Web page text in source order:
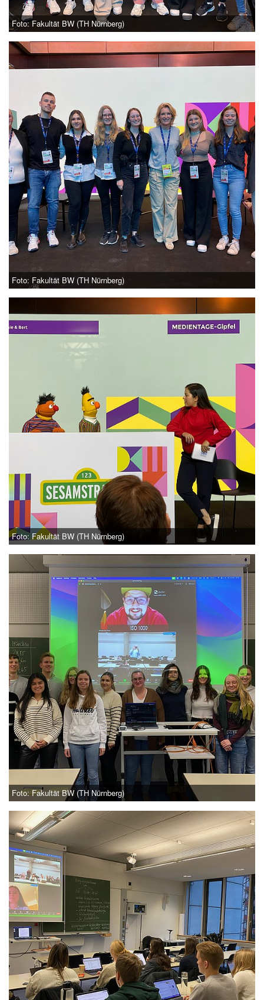
Foto: Fakultät BW (TH Nürnberg)
Foto: Fakultät BW (TH Nürnberg)
Foto: Fakultät BW (TH Nürnberg)
Foto: Fakultät BW (TH Nürnberg)